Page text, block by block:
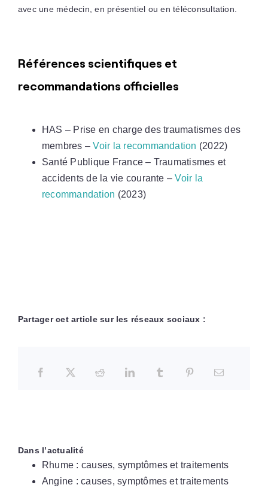
avec une médecin, en présentiel ou en téléconsultation.
Références scientifiques et
recommandations officielles
HAS – Prise en charge des traumatismes des
membres –Voir la recommandation (2022)
Santé Publique France – Traumatismes et
accidents de la vie courante –Voir la
recommandation (2023)
Partager cet article sur les réseaux sociaux :
Dans l’actualité
Rhume : causes, symptômes et traitements
Angine : causes, symptômes et traitements